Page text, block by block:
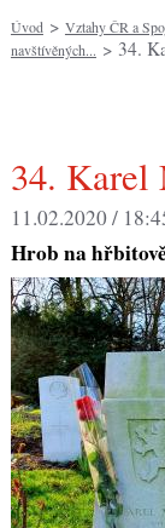
Úvod> Vztahy ČR a
navštívěných... > 34.
34.
11.02.2020 /
Hrob na